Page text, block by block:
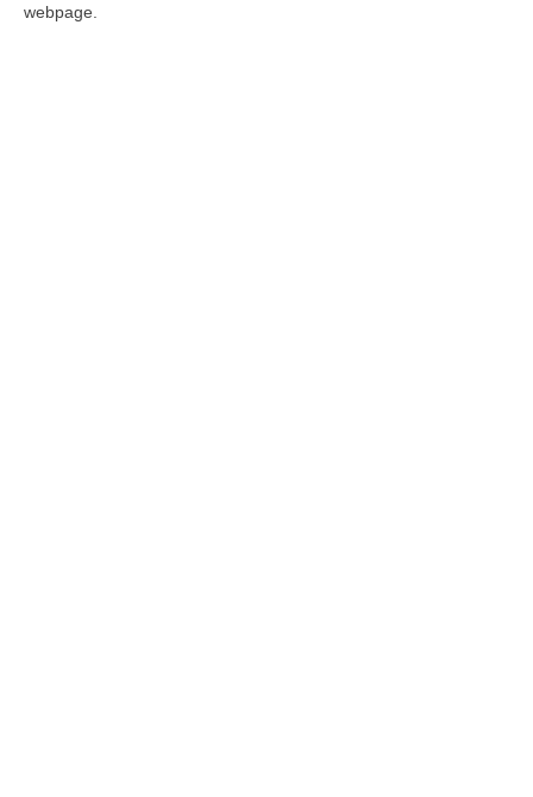
webpage.
Pubblicato il: 31/03/25 – 17:38